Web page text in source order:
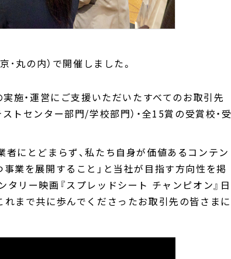
･丸の内）で開催しました。
施・運営にご支援いただいたすべてのお取引先
センター部門/学校部門）・全15賞の受賞校・受
者にとどまらず、私たち自身が価値あるコンテン
業を展開すること」と当社が目指す方向性を掲
リー映画『スプレッドシート チャンピオン』日
まで共に歩んでくださったお取引先の皆さまに